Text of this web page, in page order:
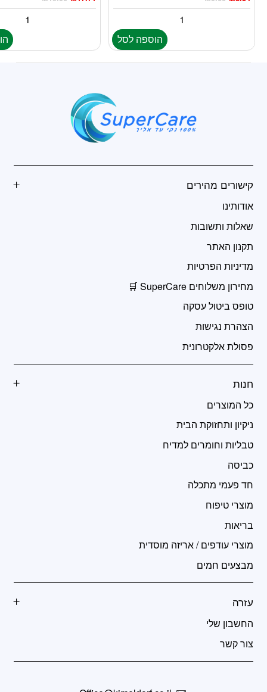
הוספה לסל
קישורים מהירים
אודותינו
שאלות ותשובות
תקנון האתר
מדיניות הפרטיות
מחירון משלוחים SuperCare 🛒
טופס ביטול עסקה
הצהרת נגישות
פסולת אלקטרונית
חנות
כל המוצרים
ניקיון ותחזוקת הבית
טבליות וחומרים למדיח
כביסה
חד פעמי מתכלה
מוצרי טיפוח
בריאות
מוצרי עודפים / אריזה מוסדית
מבצעים חמים
עזרה
החשבון שלי
צור קשר